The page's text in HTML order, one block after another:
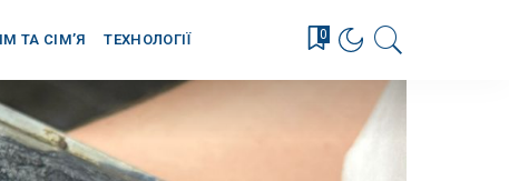
ТА СІМ’Я ТЕХНОЛОГІЇ 0